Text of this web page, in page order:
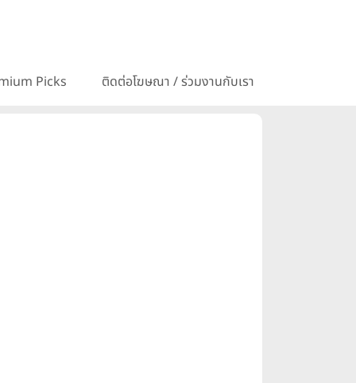
Picks ติดต่อโฆษณา / ร่วมงานกับเรา